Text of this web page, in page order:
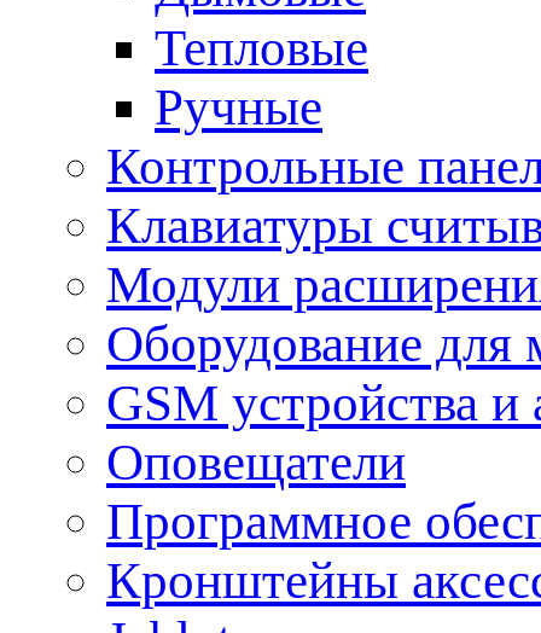
Тепловые
Ручные
Контрольные
Клавиатуры
Модули
Оборудование для
GSM устройства и
Оповещатели
Программное
Кронштейны